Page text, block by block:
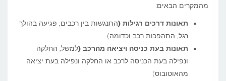
מהמקרים הבאים:
תאונות דרכים רגילות (התנגשות בין רכבים, פגיעה בהולך
רגל, התהפכות רכב וכדומה)
תאונות בעת כניסה ויציאה מהרכב (למשל, החלקה
ונפילה בעת הכניסה לרכב או החלקה ונפילה בעת יציאה
מהאוטובוס)